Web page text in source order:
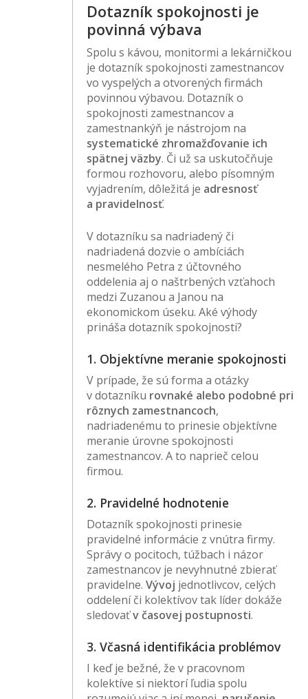
Dotazník spokojnosti je
povinná výbava
Spolu s kávou, monitormi a lekárničkou
je dotazník spokojnosti zamestnancov
vo vyspelých a otvorených firmách
povinnou výbavou. Dotazník o
spokojnosti zamestnancov a
zamestnankýň je nástrojom na
systematické zhromažďovanie ich
spätnej väzby. Či už sa uskutočňuje
formou rozhovoru, alebo písomným
vyjadrením, dôležitá je adresnosť
a pravidelnosť.
V dotazníku sa nadriadený či
nadriadená dozvie o ambíciách
nesmelého Petra z účtovného
oddelenia aj o naštrbených vzťahoch
medzi Zuzanou a Janou na
ekonomickom úseku. Aké výhody
prináša dotazník spokojnosti?
1. Objektívne meranie spokojnosti
V prípade, že sú forma a otázky
v dotazníku rovnaké alebo podobné pri
rôznych zamestnancoch,
nadriadenému to prinesie objektívne
meranie úrovne spokojnosti
zamestnancov. A to naprieč celou
firmou.
2. Pravidelné hodnotenie
Dotazník spokojnosti prinesie
pravidelné informácie z vnútra firmy.
Správy o pocitoch, túžbach i názor
zamestnancov je nevyhnutné zbierať
pravidelne.Vývoj jednotlivcov, celých
oddelení či kolektívov tak líder dokáže
sledovaťv časovej postupnosti.
3. Včasná identifikácia problémov
I keď je bežné, že v pracovnom
kolektíve si niektorí ľudia spolu